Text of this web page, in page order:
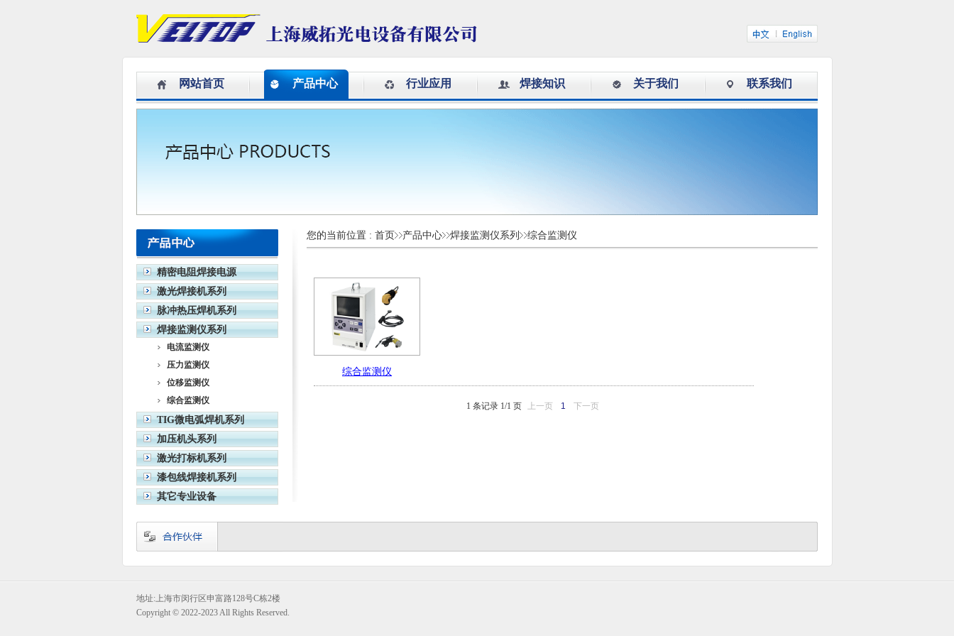
网站首页 产品中心 行业应用 焊接知识 关于我们 联系我们
精密电阻焊接电源
激光焊接机系列
脉冲热压焊机系列
焊接监测仪系列
电流监测仪
压力监测仪
位移监测仪
综合监测仪
TIG微电弧焊机系列
加压机头系列
激光打标机系列
漆包线焊接机系列
其它专业设备
您的当前位置 : 首页 产品中心 焊接监测仪系列 综合监测仪
综合监测仪
1 条记录 1/1 页 上一页 1 下一页
地址:上海市闵行区申富路128号C栋2楼
Copyright © 2022-2023 All Rights Reserved.